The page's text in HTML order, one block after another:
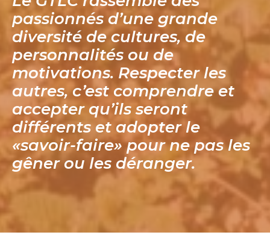
passionnés d’une grande
diversité de cultures, de
personnalités ou de
motivations. Respecter les
autres, c’est comprendre et
accepter qu’ils seront
différents et adopter le
«savoir-faire» pour ne pas les
gêner ou les déranger.